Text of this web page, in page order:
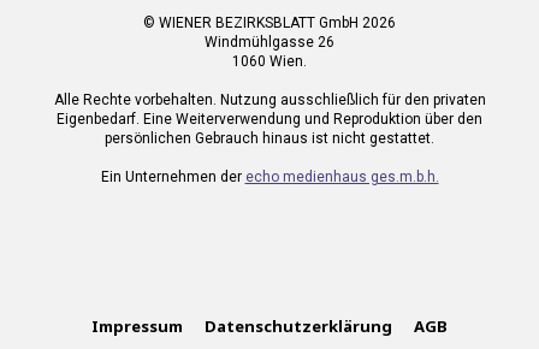
© WIENER BEZIRKSBLATT GmbH 2026
Windmühlgasse 26
1060 Wien.
Alle Rechte vorbehalten. Nutzung ausschließlich für den privaten
Eigenbedarf. Eine Weiterverwendung und Reproduktion über den
persönlichen Gebrauch hinaus ist nicht gestattet.
Ein Unternehmen der echo medienhaus ges.m.b.h.
Impressum Datenschutzerklärung AGB